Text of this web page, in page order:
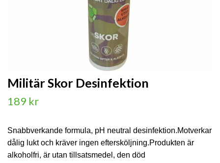
Militär Skor Desinfektion
189 kr
Snabbverkande formula, pH neutral desinfektion.Motverkar
dålig lukt och kräver ingen eftersköljning.Produkten är
alkoholfri, är utan tillsatsmedel, den död